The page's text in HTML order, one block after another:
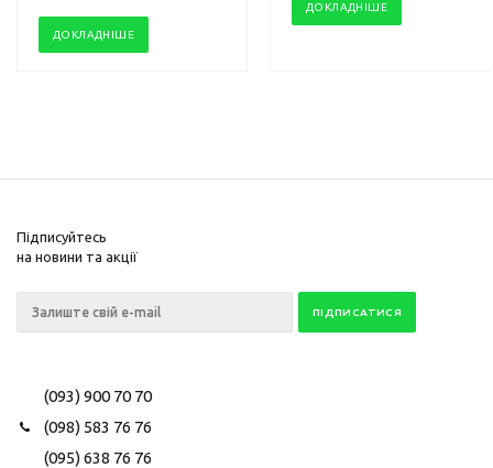
ДОКЛАДНІШЕ
ДОКЛАДНІШЕ
Підписуйтесь
на новини та акції
(093) 900 70 70
(098) 583 76 76
(095) 638 76 76